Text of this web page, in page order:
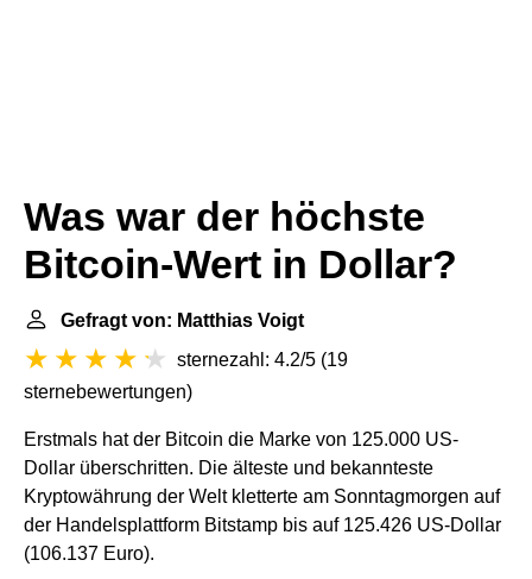
Was war der höchste
Bitcoin-Wert in Dollar?
Gefragt von: Matthias Voigt
sternezahl: 4.2/5 (19
sternebewertungen)
Erstmals hat der Bitcoin die Marke von 125.000 US-
Dollar überschritten. Die älteste und bekannteste
Kryptowährung der Welt kletterte am Sonntagmorgen auf
der Handelsplattform Bitstamp bis auf 125.426 US-Dollar
(106.137 Euro).